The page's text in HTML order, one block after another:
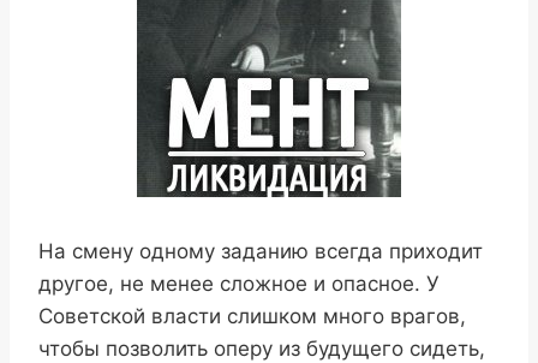
На смену одному заданию всегда приходит
другое, не менее сложное и опасное. У
Советской власти слишком много врагов,
чтобы позволить оперу из будущего сидеть,